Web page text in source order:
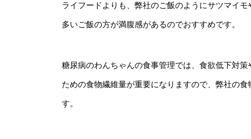
ライフードよりも、弊社のご飯のようにサツマイ
多いご飯の方が満腹感があるのでおすすめです。
糖尿病のわんちゃんの食事管理では、食欲低下対
ための食物繊維量が重要になりますので、弊社の
す。